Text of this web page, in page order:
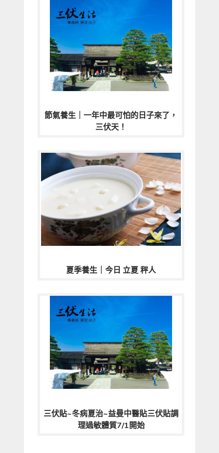
節氣養生｜一年中最可怕的日子來了，
三伏天！
夏季養生｜今日 立夏 秤人
三伏貼~冬病夏治~益曼中醫貼三伏貼調
理過敏體質7/1開始